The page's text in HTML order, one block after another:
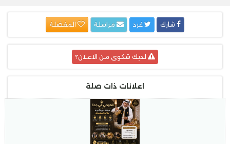
شارك غرد المفضلة
لديك شكوى من الاعلان؟
اعلانات ذات صلة